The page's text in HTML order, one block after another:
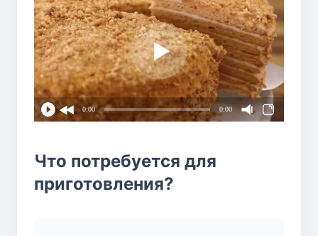
0:00 0:00
Что потребуется для
приготовления?